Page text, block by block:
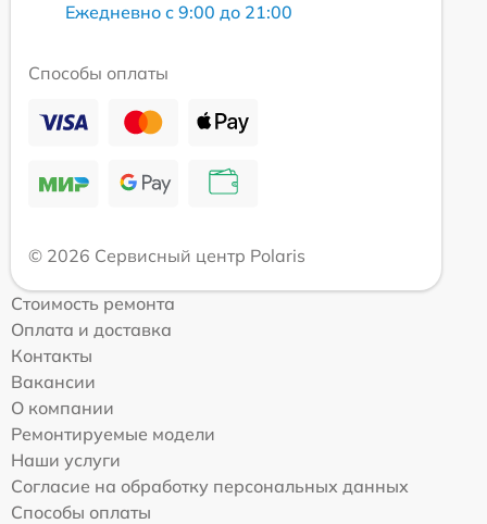
Ежедневно с 9:00 до 21:00
Способы оплаты
© 2026 Сервисный центр Polaris
Стоимость ремонта
Оплата и доставка
Контакты
Вакансии
О компании
Ремонтируемые модели
Наши услуги
Согласие на обработку персональных данных
Способы оплаты